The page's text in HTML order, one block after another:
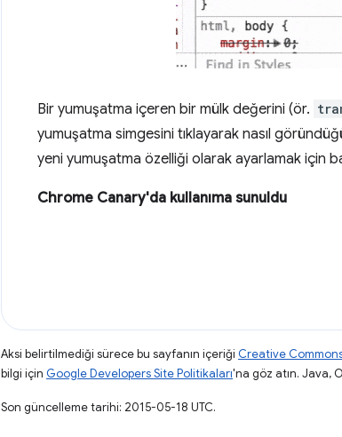
Bir yumuşatma içeren bir mülk değerini (ör.
yumuşatma simgesini tıklayarak nasıl
yeni yumuşatma özelliği olarak ayarlamak için
Chrome Canary'da kullanıma sunuldu
Aksi belirtilmediği sürece bu sayfanın içeriği Creative Commons
bilgi için Google Developers Site Politikaları'na göz atın. Java,
Son güncelleme tarihi: 2015-05-18 UTC.